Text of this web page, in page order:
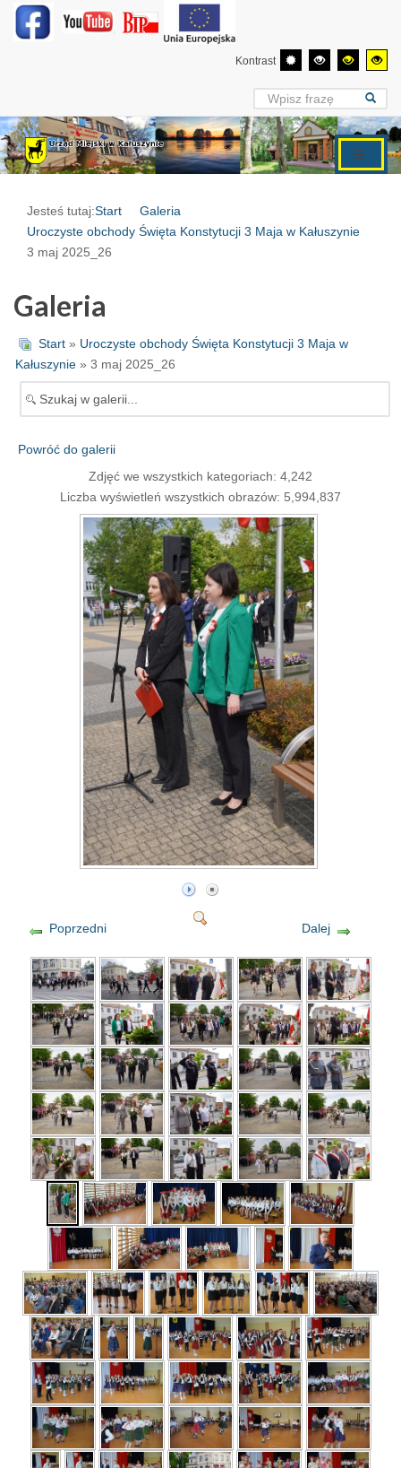
Kontrast
Jesteś tutaj:Start
Galeria
Uroczyste obchody Święta Konstytucji 3 Maja w Kałuszynie
3 maj 2025_26
Galeria
Start » Uroczyste obchody Święta Konstytucji 3 Maja w
Kałuszynie » 3 maj 2025_26
Powróć do galerii
Zdjęć we wszystkich kategoriach: 4,242
Liczba wyświetleń wszystkich obrazów: 5,994,837
Poprzedni Dalej